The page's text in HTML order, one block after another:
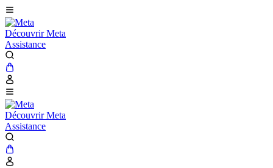
Découvrir Meta
Assistance
Découvrir Meta
Assistance